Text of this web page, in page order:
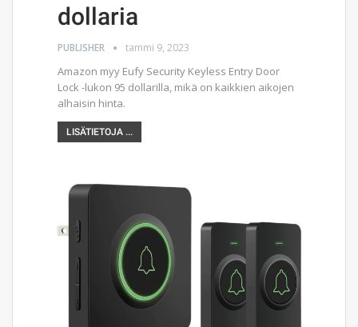
dollaria
PUBLISHER tammi 9, 2023
Amazon myy Eufy Security Keyless Entry Door
Lock -lukon 95 dollarilla, mikä on kaikkien aikojen
alhaisin hinta.
LISÄTIETOJA ...